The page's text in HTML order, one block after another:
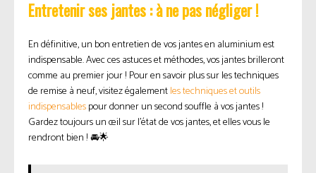
Entretenir ses jantes : à ne pas négliger !
En définitive, un bon entretien de vos jantes en aluminium est
indispensable. Avec ces astuces et méthodes, vos jantes brilleront
comme au premier jour ! Pour en savoir plus sur les techniques
de remise à neuf, visitez égalementles techniques et outils
indispensablespour donner un second souffle à vos jantes !
Gardez toujours un œil sur l’état de vos jantes, et elles vous le
rendront bien ! 🚘🌟